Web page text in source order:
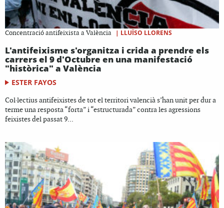
Concentració antifeixista a València | LLUÏSO LLORENS
L'antifeixisme s'organitza i crida a prendre els
carrers el 9 d'Octubre en una manifestació
"històrica" a València
ESTER FAYOS
Col·lectius antifeixistes de tot el territori valencià s’han unit per dur a
terme una resposta “forta” i “estructurada” contra les agressions
feixistes del passat 9...